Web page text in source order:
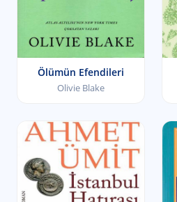
Ölümün Efendileri
Olivie Blake